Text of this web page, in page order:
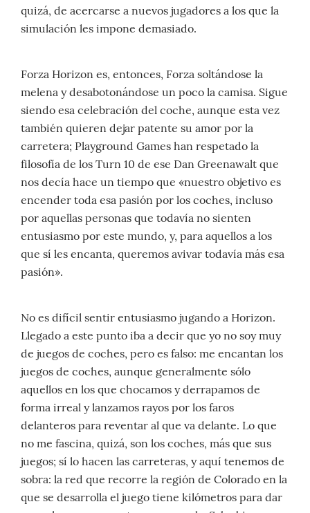
quizá, de acercarse a nuevos jugadores a los que la
simulación les impone demasiado.
Forza Horizon es, entonces, Forza soltándose la
melena y desabotonándose un poco la camisa. Sigue
siendo esa celebración del coche, aunque esta vez
también quieren dejar patente su amor por la
carretera; Playground Games han respetado la
filosofía de los Turn 10 de ese Dan Greenawalt que
nos decía hace un tiempo que «nuestro objetivo es
encender toda esa pasión por los coches, incluso
por aquellas personas que todavía no sienten
entusiasmo por este mundo, y, para aquellos a los
que sí les encanta, queremos avivar todavía más esa
pasión».
No es difícil sentir entusiasmo jugando a Horizon.
Llegado a este punto iba a decir que yo no soy muy
de juegos de coches, pero es falso: me encantan los
juegos de coches, aunque generalmente sólo
aquellos en los que chocamos y derrapamos de
forma irreal y lanzamos rayos por los faros
delanteros para reventar al que va delante. Lo que
no me fascina, quizá, son los coches, más que sus
juegos; sí lo hacen las carreteras, y aquí tenemos de
sobra: la red que recorre la región de Colorado en la
que se desarrolla el juego tiene kilómetros para dar